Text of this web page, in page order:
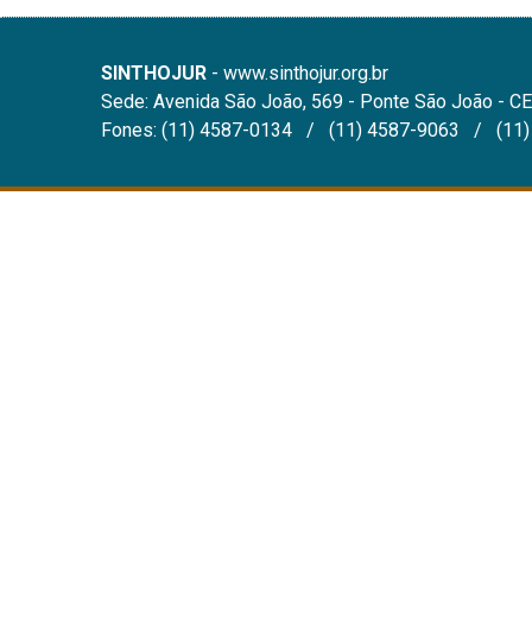
SINTHOJUR - www.sinthojur.org.br
Sede: Avenida São João, 569 - Ponte São João -
Fones: (11) 4587-0134 / (11) 4587-9063 /